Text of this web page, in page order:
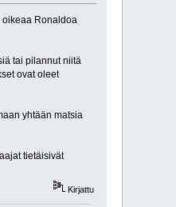
oikeaa Ronaldoa
tai pilannut niitä
ovat oleet
yhtään matsia
tietäisivät
Kirjattu